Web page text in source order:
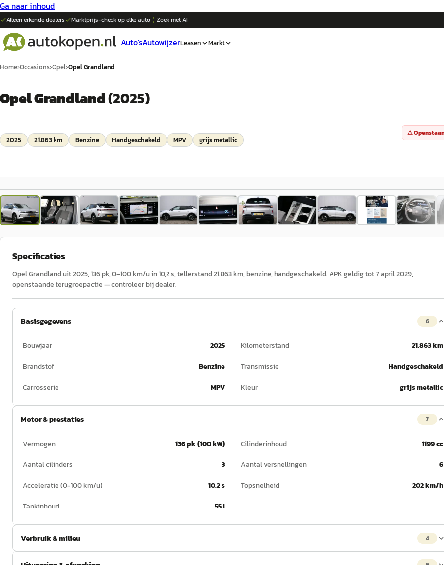
Ga naar inhoud
Alleen erkende dealers Marktprijs-check op elkeauto Zoek met AI
Auto'sAutowijzerLeasen Markt
Home›Occasions›Opel›Opel Grandland
Opel Grandland(2025)
⚠
2025 21.863 km Benzine Handgeschakeld MPV grijs metallic
1
Specificaties
Opel Grandland uit 2025, 136 pk, 0–100 km/u in 10,2 s, tellerstand 21.863 km, benzine, handgeschakeld. APK geldig tot 7 april 2029,
openstaande terugroepactie — controleer bij dealer.
Basisgegevens 6
Bouwjaar 2025 Kilometerstand
21.863 km
Brandstof
Benzine Transmissie
Handgeschakeld
Carrosserie
MPV Kleur grijs metallic
Motor & prestaties 7
Vermogen 136 pk (100 kW) Cilinderinhoud
1199 cc
Aantal cilinders
3 Aantal versnellingen
6
Acceleratie (0-100 km/u)
10.2 s Topsnelheid
202 km/h
Tankinhoud
55 l
Verbruik & milieu 4